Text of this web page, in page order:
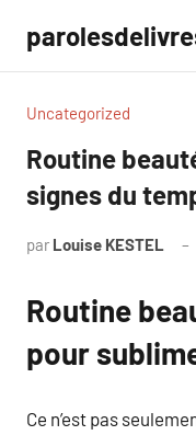
contenu
Uncategorized
Routine
signes du
par Louise KESTEL
Routine
pour
Ce n’est pas